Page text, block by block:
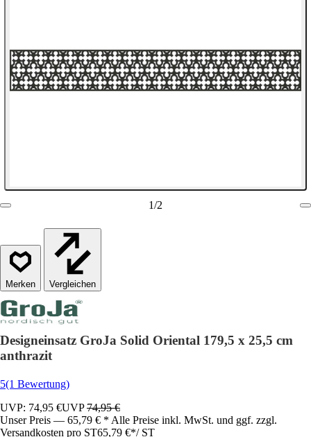
1/2
Vergleichen
Designeinsatz GroJa Solid Oriental 179,5 x 25,5 cm
anthrazit
5(1 Bewertung)
UVP: 74,95 €UVP74,95 €
Unser Preis — 65,79 € * Alle Preise inkl. MwSt. und ggf. zzgl.
Versandkosten pro ST65,79 €*/ ST